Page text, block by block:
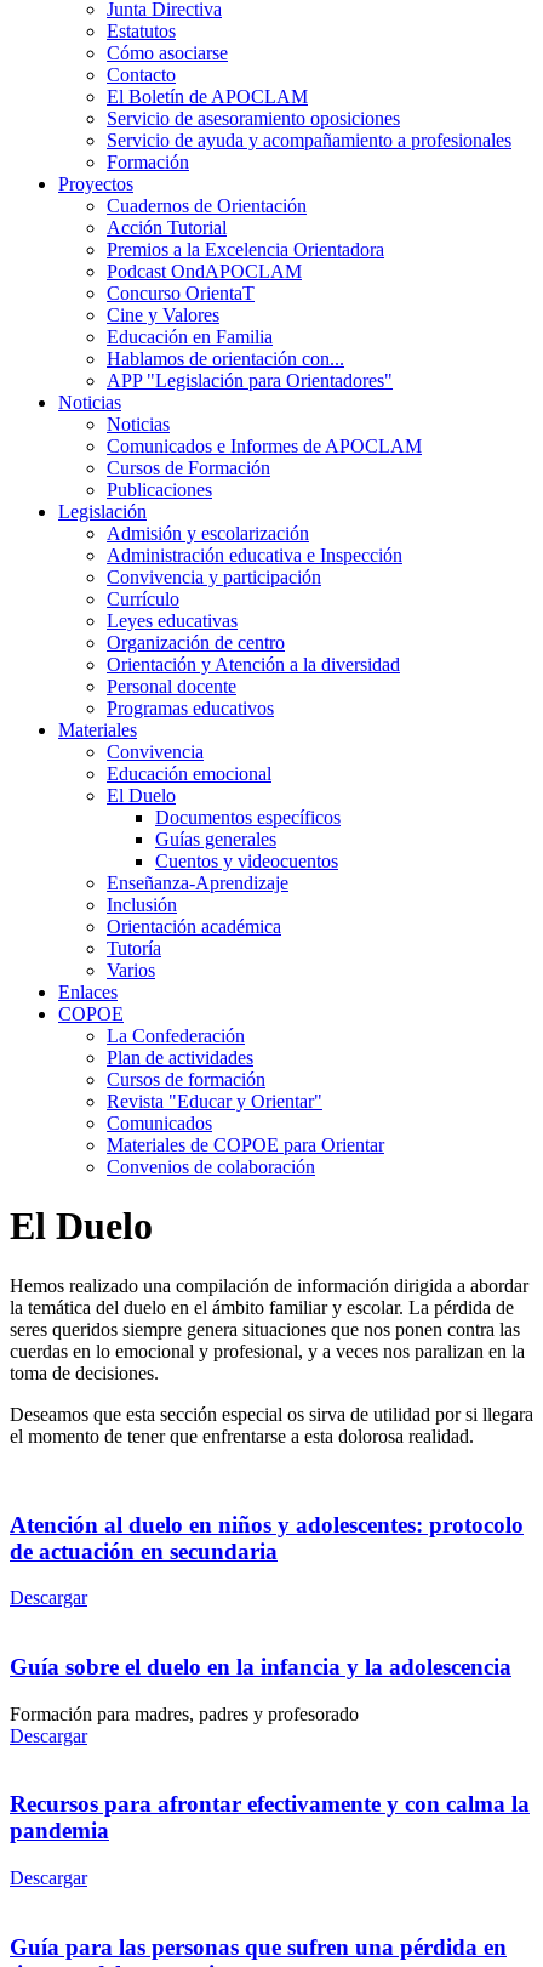
Junta Directiva
Estatutos
Cómo asociarse
Contacto
El Boletín de APOCLAM
Servicio de asesoramiento oposiciones
Servicio de ayuda y acompañamiento a profesionales
Formación
Proyectos
Cuadernos de Orientación
Acción Tutorial
Premios a la Excelencia Orientadora
Podcast OndAPOCLAM
Concurso OrientaT
Cine y Valores
Educación en Familia
Hablamos de orientación con...
APP "Legislación para Orientadores"
Noticias
Noticias
Comunicados e Informes de APOCLAM
Cursos de Formación
Publicaciones
Legislación
Admisión y escolarización
Administración educativa e Inspección
Convivencia y participación
Currículo
Leyes educativas
Organización de centro
Orientación y Atención a la diversidad
Personal docente
Programas educativos
Materiales
Convivencia
Educación emocional
El Duelo
Documentos específicos
Guías generales
Cuentos y videocuentos
Enseñanza-Aprendizaje
Inclusión
Orientación académica
Tutoría
Varios
Enlaces
COPOE
La Confederación
Plan de actividades
Cursos de formación
Revista "Educar y Orientar"
Comunicados
Materiales de COPOE para Orientar
Convenios de colaboración
El Duelo
Hemos realizado una compilación de información dirigida a abordar
la temática del duelo en el ámbito familiar y escolar. La pérdida de
seres queridos siempre genera situaciones que nos ponen contra las
cuerdas en lo emocional y profesional, y a veces nos paralizan en la
toma de decisiones.
Deseamos que esta sección especial os sirva de utilidad por si llegara
el momento de tener que enfrentarse a esta dolorosa realidad.
Atención al duelo en niños y adolescentes: protocolo
de actuación en secundaria
Descargar
Guía sobre el duelo en la infancia y la adolescencia
Formación para madres, padres y profesorado
Descargar
Recursos para afrontar efectivamente y con calma la
pandemia
Descargar
Guía para las personas que sufren una pérdida en